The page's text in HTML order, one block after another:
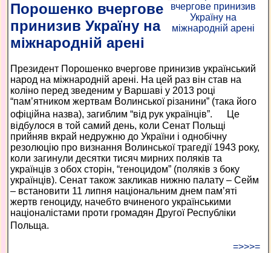
Порошенко вчергове
принизив Україну на
міжнародній арені
Президент Порошенко вчергове принизив український
народ на міжнародній арені. На цей раз він став на
коліно перед зведеним у Варшаві у 2013 році
“пам’ятником жертвам Волинської різанини” (така його
офіційна назва), загиблим “від рук українців”. Це
відбулося в той самий день, коли Сенат Польщі
прийняв вкрай недружню до України і однобічну
резолюцію про визнання Волинської трагедії 1943 року,
коли загинули десятки тисяч мирних поляків та
українців з обох сторін, “геноцидом” (поляків з боку
українців). Сенат також закликав нижню палату – Сейм
– встановити 11 липня національним днем пам’яті
жертв геноциду, начебто вчиненого українськими
націоналістами проти громадян Другої Республіки
Польща.
=>>>=